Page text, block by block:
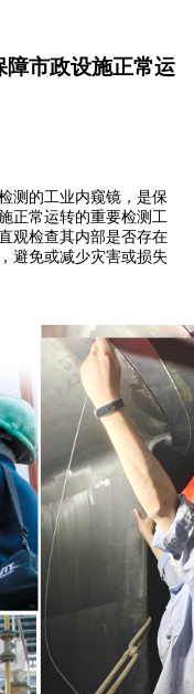
障市政设施正常运
测的工业内窥镜，是保
正常运转的重要检测工
观检查其内部是否存在
避免或减少灾害或损失